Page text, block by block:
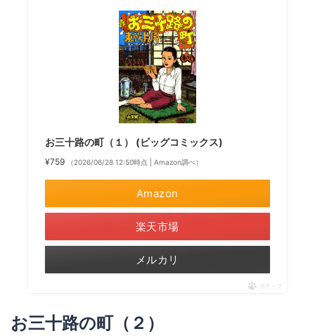
お三十路の町（１） (ビッグコミックス)
¥759 （2026/06/28 12:50時点 | Amazon調べ）
Amazon
楽天市場
メルカリ
ポチップ
お三十路の町（２）